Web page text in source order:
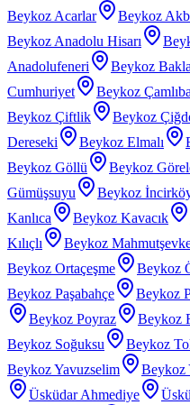
Beykoz Acarlar
Beykoz
Beykoz Anadolu Hisarı
Anadolufeneri
Beykoz
Cumhuriyet
Beykoz
Beykoz Çiftlik
Beykoz
Dereseki
Beykoz Elmalı
Beykoz Göllü
Beykoz
Gümüşsuyu
Beykoz
Kanlıca
Beykoz Kavacık
Kılıçlı
Beykoz
Beykoz Ortaçeşme
Beykoz
Beykoz Paşabahçe
Beykoz
Beykoz Poyraz
Beykoz
Beykoz Soğuksu
Beykoz
Beykoz Yavuzselim
Beykoz
Üsküdar Ahmediye